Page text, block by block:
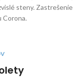
steny. Zastrešenie
Corona.